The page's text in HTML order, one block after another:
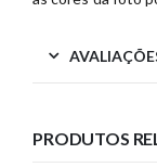
PRODUTOS